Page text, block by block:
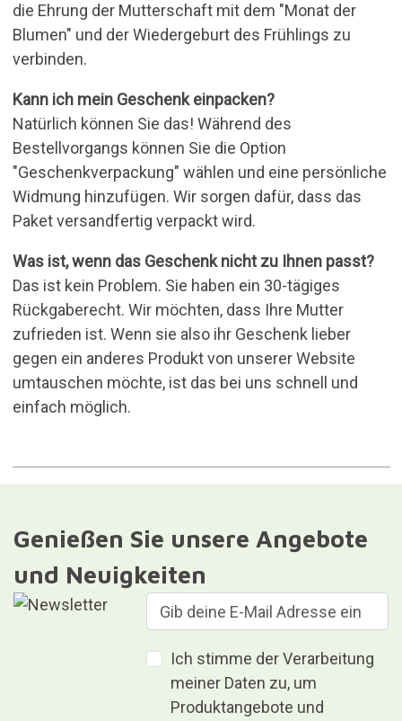
die Ehrung der Mutterschaft mit dem "Monat der
Blumen" und der Wiedergeburt des Frühlings zu
verbinden.
Kann ich mein Geschenk einpacken?
Natürlich können Sie das! Während des
Bestellvorgangs können Sie die Option
"Geschenkverpackung" wählen und eine persönliche
Widmung hinzufügen. Wir sorgen dafür, dass das
Paket versandfertig verpackt wird.
Was ist, wenn das Geschenk nicht zu Ihnen passt?
Das ist kein Problem. Sie haben ein 30-tägiges
Rückgaberecht. Wir möchten, dass Ihre Mutter
zufrieden ist. Wenn sie also ihr Geschenk lieber
gegen ein anderes Produkt von unserer Website
umtauschen möchte, ist das bei uns schnell und
einfach möglich.
Genießen Sie unsere Angebote
und Neuigkeiten
Ich stimme der Verarbeitung
meiner Daten zu, um
Produktangebote und